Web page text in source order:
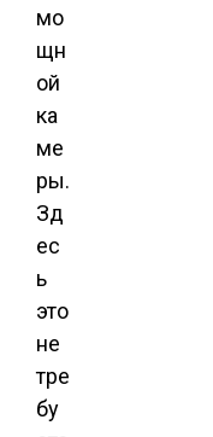
мо
щн
ой
ка
ме
ры.
Зд
ес
ь
это
не
тре
бу